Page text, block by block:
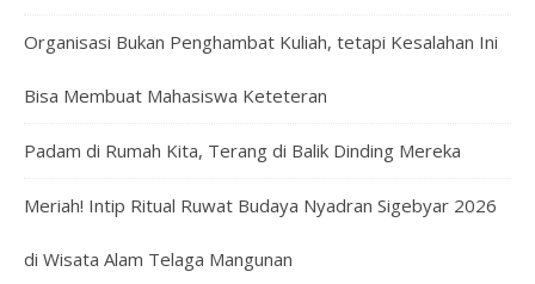
Organisasi Bukan Penghambat Kuliah, tetapi Kesalahan Ini
Bisa Membuat Mahasiswa Keteteran
Padam di Rumah Kita, Terang di Balik Dinding Mereka
Meriah! Intip Ritual Ruwat Budaya Nyadran Sigebyar 2026
di Wisata Alam Telaga Mangunan